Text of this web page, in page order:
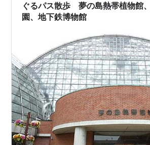
ぐるパス散歩 夢の島熱帯植物館
園、地下鉄博物館